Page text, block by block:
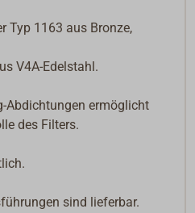
Typ 1163 aus Bronze,
V4A-Edelstahl.
Abdichtungen ermöglicht
des Filters.
sind lieferbar.